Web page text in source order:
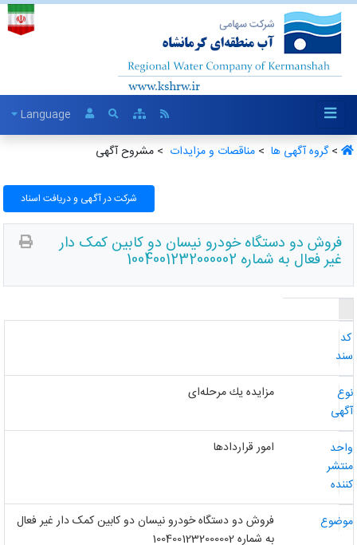
Language
>گروه آگهی ها ‏>مناقصات و مزایدات ‏> مشروح آگهی
شرکت در آگهی و دریافت اسناد
فروش دو دستگاه خودرو نیسان دو کابین کمک دار
غیر فعال به شماره 1004001232000002
مزایده یك مرحله‌ای
امور قراردادها
فروش دو دستگاه خودرو نیسان دو کابین کمک دار غیر فعال
به شماره 1004001232000002